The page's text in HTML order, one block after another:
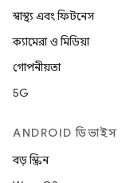
স্বাস্থ্য এবং ফিটনেস
ক্যামেরা ও মিডিয়া
গোপনীয়তা
5G
ANDROID ডিভাইস
বড় স্ক্রিন